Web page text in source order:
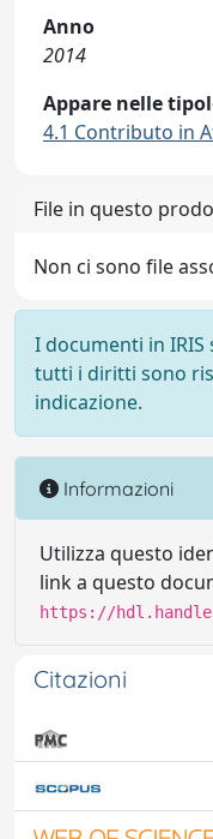
Anno
2014
Appare nelle
4.1 Contributo in
File in questo
Non ci sono file
I documenti in
tutti i diritti sono
indicazione.
Informazioni
Utilizza questo
link a questo
https://
Citazioni